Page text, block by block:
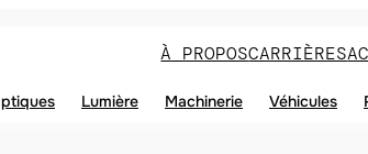
À PROPOSCARRIÈRES
Lumière Machinerie Véhicules